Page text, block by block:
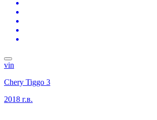
vin
Chery Tiggo 3
2018 г.в.